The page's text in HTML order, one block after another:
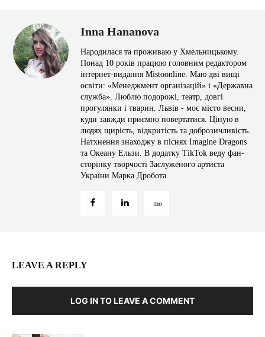
Inna Hananova
Народилася та проживаю у Хмельницькому.
Понад 10 років працюю головним редактором
інтернет-видання Mistoonline. Маю дві вищі
освіти: «Менеджмент організацій» і «Державна
служба». Люблю подорожі, театр, довгі
прогулянки і тварин. Львів - моє місто весни,
куди завжди приємно повертатися. Ціную в
людях щирість, відкритість та доброзичливість.
Натхнення знаходжу в піснях Imagine Dragons
та Океану Ельзи. В додатку TikTok веду фан-
сторінку творчості Заслуженого артиста
України Марка Дробота.
LEAVE A REPLY
LOG IN TO LEAVE A COMMENT